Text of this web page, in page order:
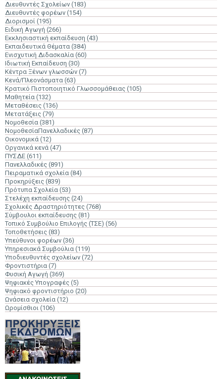
Διευθυντές Σχολείων (183)
Διευθυντές φορέων (154)
Διορισμοί (195)
Ειδική Αγωγή (266)
Εκκλησιαστική εκπαίδευση (43)
Εκπαιδευτικά Θέματα (384)
Ενισχυτική Διδασκαλία (60)
Ιδιωτική Εκπαίδευση (30)
Κέντρα Ξένων γλωσσών (7)
Κενά/Πλεονάσματα (63)
Κρατικό Πιστοποιητικό Γλωσσομάθειας (105)
Μαθητεία (132)
Μεταθέσεις (136)
Μετατάξεις (79)
Νομοθεσία (381)
ΝομοθεσίαΠανελλαδικές (87)
Οικονομικά (12)
Οργανικά κενά (47)
ΠΥΣΔΕ (611)
Πανελλαδικές (891)
Πειραματικά σχολεία (84)
Προκηρύξεις (839)
Πρότυπα Σχολεία (53)
Στελέχη εκπαίδευσης (24)
Σχολικές Δραστηριότητες (768)
Σύμβουλοι εκπαίδευσης (81)
Τοπικό Συμβούλιο Επιλογής (ΤΣΕ) (56)
Τοποθετήσεις (83)
Υπεύθυνοι φορέων (36)
Υπηρεσιακά Συμβούλια (119)
Υποδιευθυντές σχολείων (72)
Φροντιστήρια (7)
Φυσική Αγωγή (369)
Ψηφιακές Υπογραφές (5)
Ψηφιακό φροντιστήριο (20)
Ωνάσεια σχολεία (12)
Ωρομίσθιοι (106)